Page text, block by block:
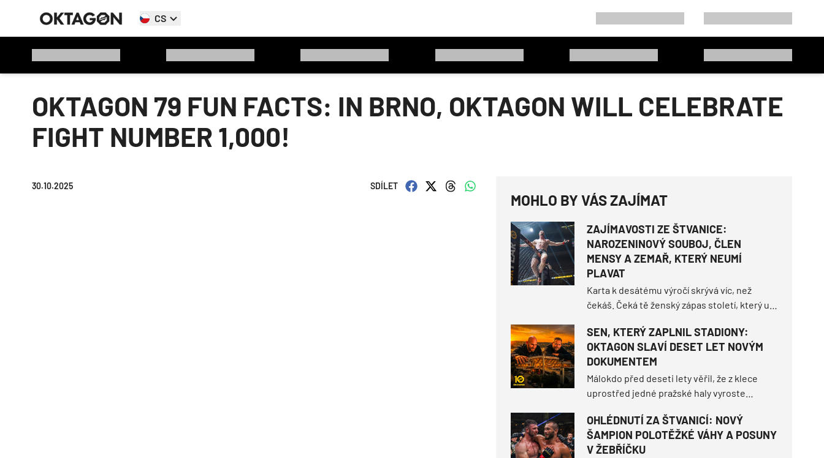
CS
OKTAGON 79 FUN FACTS: IN BRNO, OKTAGON WILL CELEBRATE
FIGHT NUMBER 1,000!
30.10.2025 SDÍLET
MOHLO BY VÁS ZAJÍMAT
ZAJÍMAVOSTI ZE ŠTVANICE:
NAROZENINOVÝ SOUBOJ, ČLEN
MENSY A ZEMAŘ, KTERÝ NEUMÍ
PLAVAT
Karta k desátému výročí skrývá víc, než
čekáš. Čeká tě ženský zápas století, který už
postavený mužský souboj v historii
organizace a hned devět bojovníků se na
ostrov vrací.
SEN, KTERÝ ZAPLNIL STADIONY:
OKTAGON SLAVÍ DESET LET NOVÝM
DOKUMENTEM
Málokdo před deseti lety věřil, že z klece
uprostřed jedné pražské haly vyroste
Evropě. OKTAGON má za sebou 91 turnajů v
pěti zemích, více než tisíc zápasů a společně
jsme napsali stovky příběhů, které navždy
OHLÉDNUTÍ ZA ŠTVANICÍ: NOVÝ
ŠAMPION POLOTĚŽKÉ VÁHY A POSUNY
V ŽEBŘÍČKU